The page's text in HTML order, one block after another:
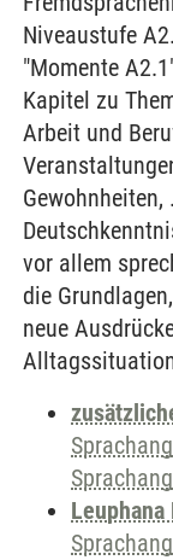
Niveaustufe
"Momente
Kapitel zu
Arbeit und
vor allem
die
neue